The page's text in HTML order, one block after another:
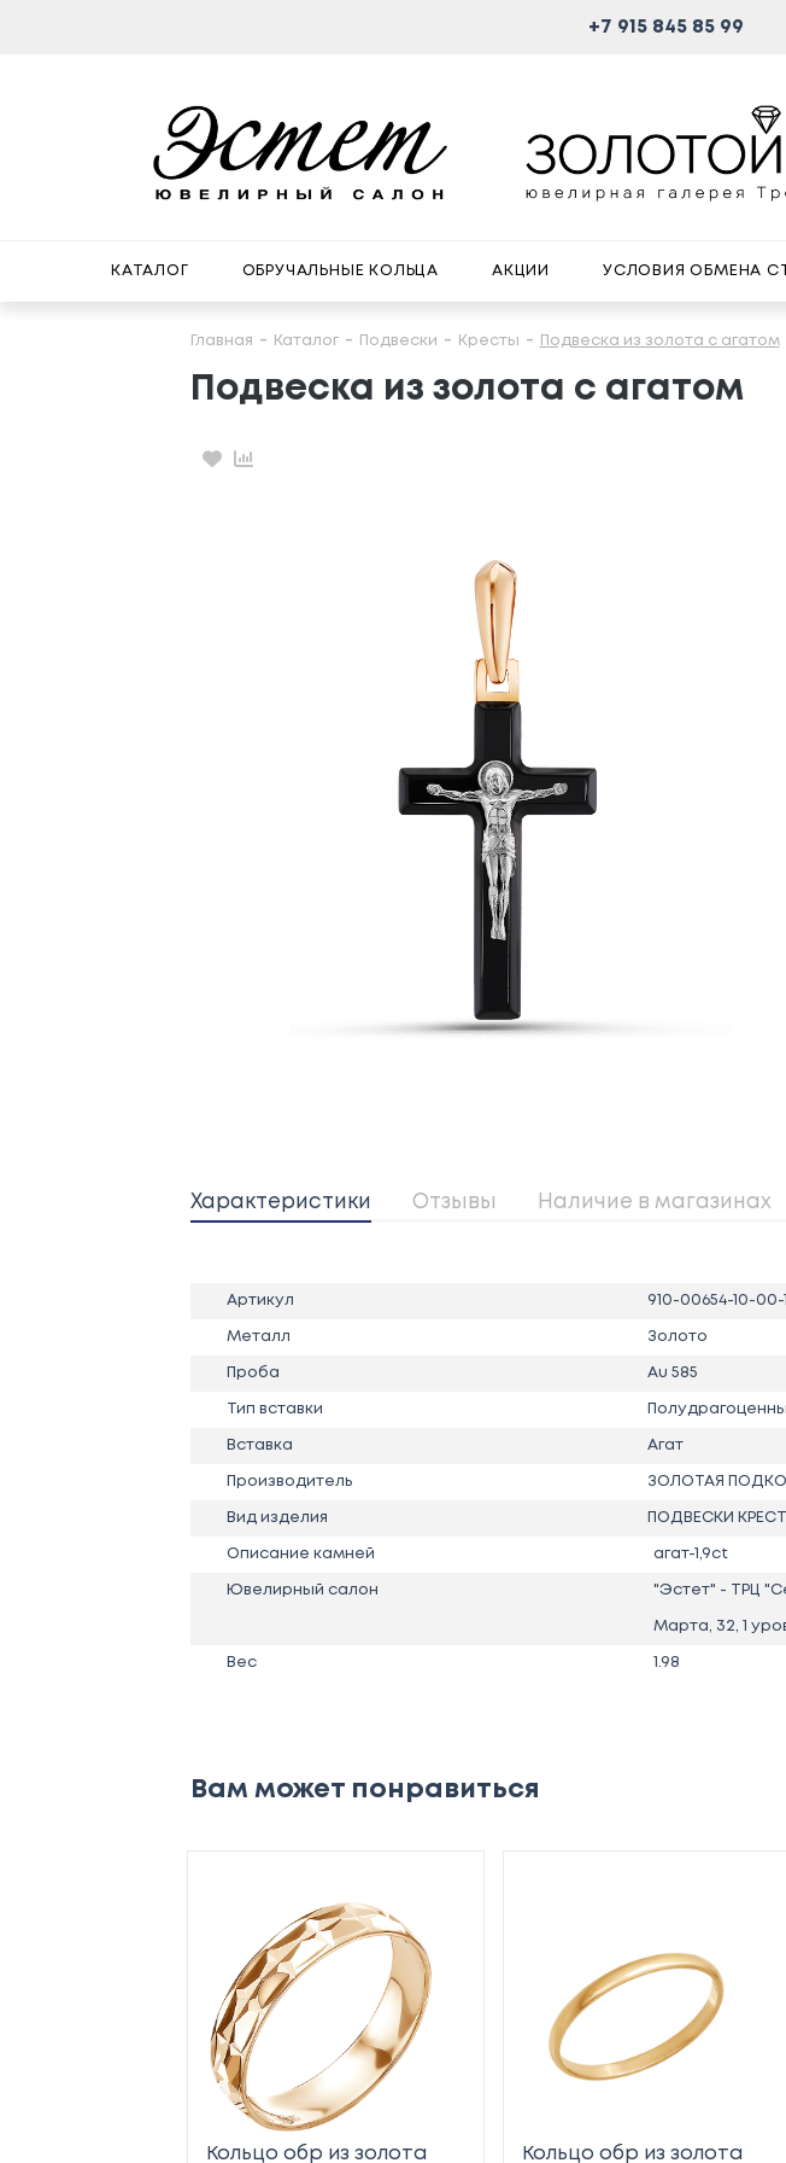
+7 915 845 85 99
КАТАЛОГ ОБРУЧАЛЬНЫЕ КОЛЬЦА АКЦИИ УСЛОВИЯ ОБМЕНА
Главная Каталог Подвески Кресты Подвеска из золота с агатом
Подвеска из золота с агатом
Избранное
Сравнение
Характеристики Отзывы Наличие в магазинах
Артикул 910-00654-10-00-
Металл Золото
Проба Au 585
Тип вставки
Вставка Агат
Производитель ЗОЛОТАЯ
Вид изделия ПОДВЕСКИ КРЕСТ
Описание камней агат-1,9ct
Ювелирный салон "Эстет" - ТРЦ
Марта, 32, 1
Вес 1.98
Вам может понравиться
Кольцо обр из золота Кольцо обр из золота